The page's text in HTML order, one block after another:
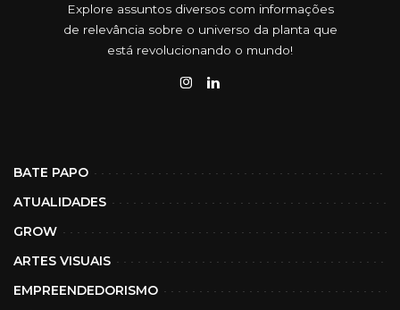
Explore assuntos diversos com informações
de relevância sobre o universo da planta que
está revolucionando o mundo!
BATE PAPO
ATUALIDADES
GROW
ARTES VISUAIS
EMPREENDEDORISMO